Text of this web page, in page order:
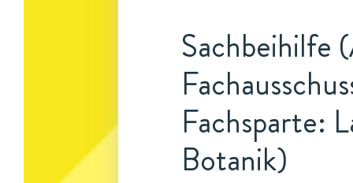
Sachbeihilfe
Fachsparte:
Botanik)